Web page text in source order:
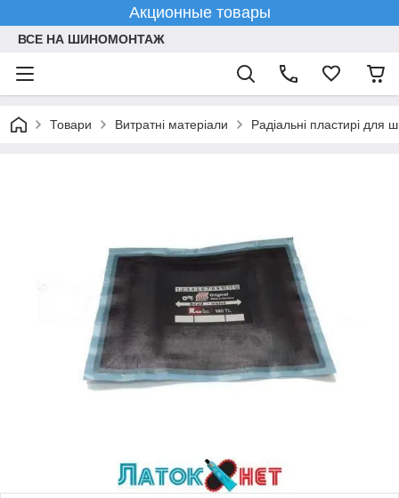
Акционные товары
ВСЕ НА ШИНОМОНТАЖ
Товари Витратні матеріали Радіальні пластирі для